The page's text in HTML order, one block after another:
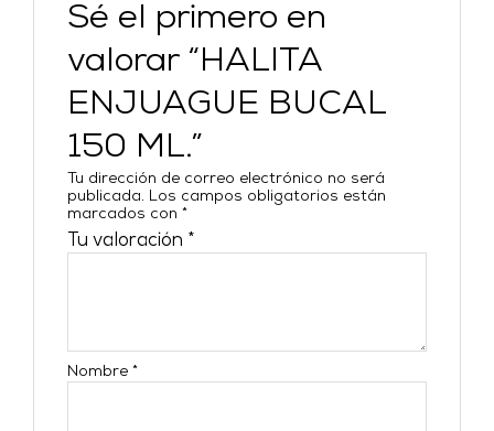
Sé el primero en
valorar “HALITA
ENJUAGUE BUCAL
150 ML.”
Tu dirección de correo electrónico no será
publicada. Los campos obligatorios están
marcados con*
Tu valoración *
Nombre*